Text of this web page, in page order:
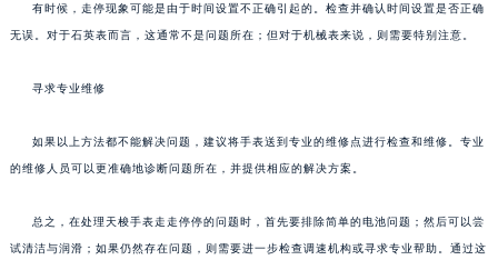
有时候，走停现象可能是由于时间设置不正确引起的。检查并确认时间设置是否正确
无误。对于石英表而言，这通常不是问题所在；但对于机械表来说，则需要特别注意。
寻求专业维修
如果以上方法都不能解决问题，建议将手表送到专业的维修点进行检查和维修。专业
的维修人员可以更准确地诊断问题所在，并提供相应的解决方案。
总之，在处理天梭手表走走停停的问题时，首先要排除简单的电池问题；然后可以尝
试清洁与润滑；如果仍然存在问题，则需要进一步检查调速机构或寻求专业帮助。通过这